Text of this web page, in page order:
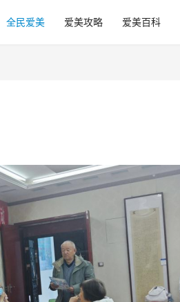
全民爱美 爱美攻略 爱美百科